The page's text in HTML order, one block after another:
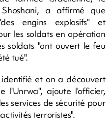
a affirmé que
engins explosifs" et
les soldats en opération
soldats "ont ouvert le feu
tué".
et on a découvert
l'Unrwa", ajoute l'officier,
services de sécurité pour
terroristes".